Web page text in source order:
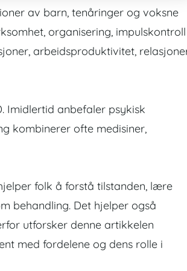
av barn, tenåringer og voksne
organisering, impulskontroll
arbeidsproduktivitet,
. Imidlertid anbefaler psykisk
kombinerer ofte medisiner,
folk å forstå tilstanden, lære
behandling. Det hjelper også
utforsker denne artikkelen
med fordelene og dens rolle i